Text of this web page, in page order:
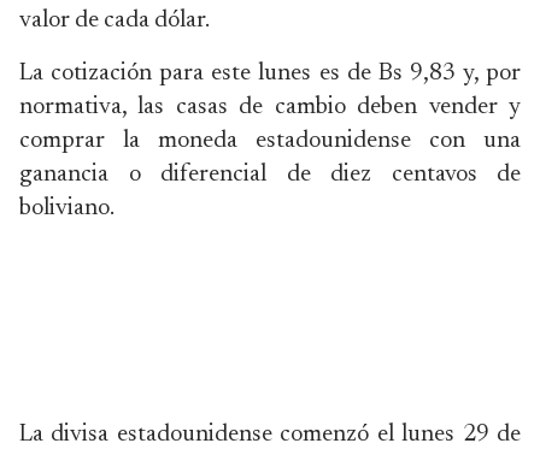
valor de cada dólar.
La cotización para este lunes es de Bs 9,83 y, por
normativa, las casas de cambio deben vender y
comprar la moneda estadounidense con una
ganancia o diferencial de diez centavos de
boliviano.
La divisa estadounidense comenzó el lunes 29 de